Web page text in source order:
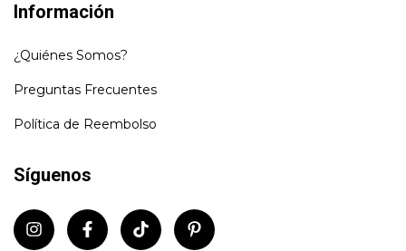
Información
¿Quiénes Somos?
Preguntas Frecuentes
Política de Reembolso
Síguenos